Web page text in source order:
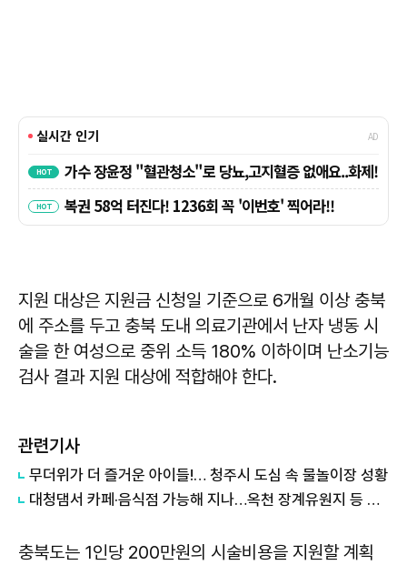
지원 대상은 지원금 신청일 기준으로 6개월 이상 충북
에 주소를 두고 충북 도내 의료기관에서 난자 냉동 시
술을 한 여성으로 중위 소득 180% 이하이며 난소기능
검사 결과 지원 대상에 적합해야 한다.
관련기사
무더위가 더 즐거운 아이들!… 청주시 도심 속 물놀이장 성황
대청댐서 카페·음식점 가능해 지나…옥천 장계유원지 등 수변구역 일부 지정 해제
충북도는 1인당 200만원의 시술비용을 지원할 계획